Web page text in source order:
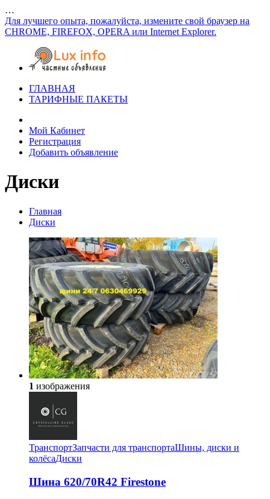
…
Для лучшего опыта, пожалуйста, измените свой браузер на
CHROME, FIREFOX, OPERA или Internet Explorer.
ГЛАВНАЯ
ТАРИФНЫЕ ПАКЕТЫ
Мой Кабинет
Регистрация
Добавить объявление
Диски
Главная
Диски
1 изображения
ТранспортЗапчасти для транспортаШины, диски и
колёсаДиски
Шина 620/70R42 Firestone